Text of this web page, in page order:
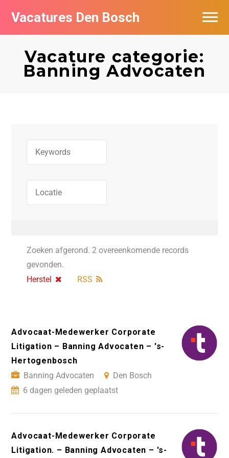
Vacatures Den Bosch
Vacature categorie:
Banning Advocaten
Zoeken afgerond. 2 overeenkomende records
gevonden.
Herstel
RSS
Advocaat-Medewerker Corporate
Litigation – Banning Advocaten – 's-
Hertogenbosch
Banning Advocaten
Den Bosch
6 dagen geleden geplaatst
Advocaat-Medewerker Corporate
Litigation. – Banning Advocaten – 's-
Vacatures per bedrijf in Den Bosch
De populairste vacatures in Den Bosch